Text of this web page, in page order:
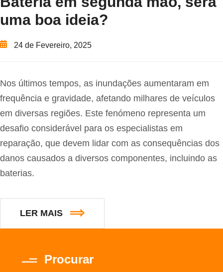
uma boa ideia?
24 de Fevereiro, 2025
Nos últimos tempos, as inundações aumentaram em
frequência e gravidade, afetando milhares de veículos
em diversas regiões. Este fenómeno representa um
desafio considerável para os especialistas em
reparação, que devem lidar com as consequências dos
danos causados a diversos componentes, incluindo as
baterias.
LER MAIS
Procurar